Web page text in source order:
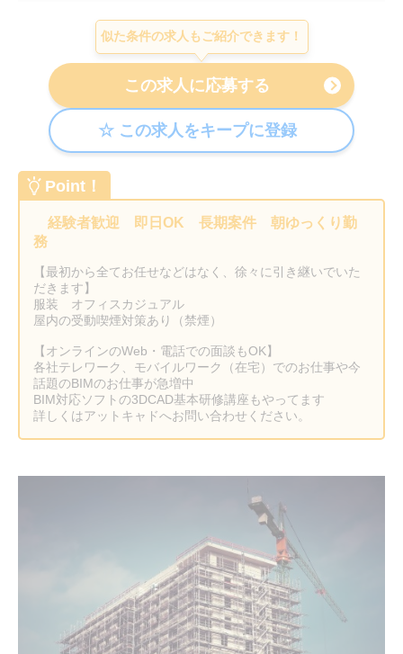
似た条件の求人もご紹介できます！
Point！
経験者歓迎 即日OK 長期案件 朝ゆっくり勤
務
【最初から全てお任せなどはなく、徐々に引き継いでいた
だきます】
服装 オフィスカジュアル
屋内の受動喫煙対策あり（禁煙）
【オンラインのWeb・電話での面談もOK】
各社テレワーク、モバイルワーク（在宅）でのお仕事や今
話題のBIMのお仕事が急増中
BIM対応ソフトの3DCAD基本研修講座もやってます
詳しくはアットキャドへお問い合わせください。